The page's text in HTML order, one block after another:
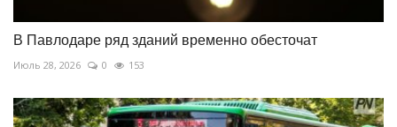
В Павлодаре ряд зданий временно обесточат
Июль 28, 2026 0 153